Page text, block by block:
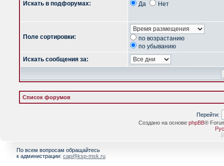
Искать в подфорумах: Да Нет
Поле сортировки:
по возрастанию
по убыванию
Искать сообщения за:
Список форумов
Перейти:
Создано на основе phpBB®
[
По всем вопросам обращайтесь
к администрации: cap@ksp-msk.ru